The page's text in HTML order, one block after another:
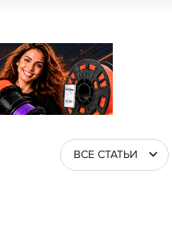
ВСЕ СТАТЬИ